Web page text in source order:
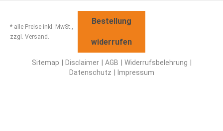
* alle Preise inkl. MwSt.,
zzgl. Versand.
Bestellung
widerrufen
Sitemap Disclaimer AGB
Widerrufsbelehrung
Datenschutz
Impressum